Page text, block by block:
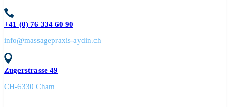
+41 (0) 76 334 60 90
info@massagepraxis-aydin.ch
Zugerstrasse 49
CH-6330 Cham